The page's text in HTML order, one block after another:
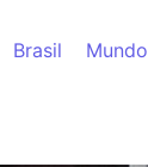
Brasil Mundo